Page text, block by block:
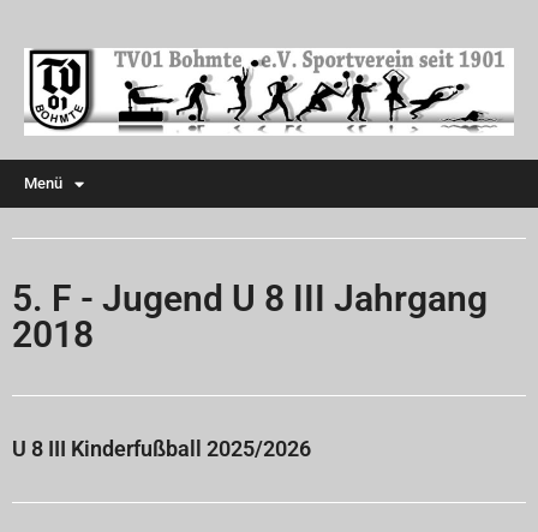
Menü
5. F - Jugend U 8 III Jahrgang
2018
U 8 III Kinderfußball 2025/2026